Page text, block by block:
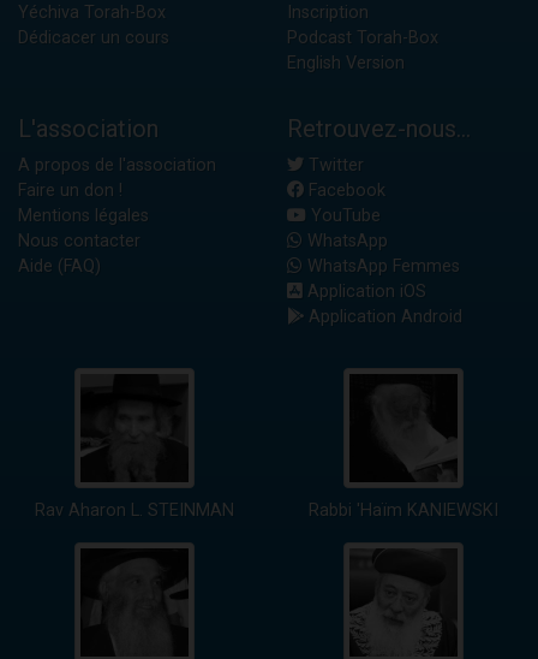
Yéchiva Torah-Box
Dédicacer un cours
Inscription
Podcast Torah-Box
English Version
L'association
A propos de l'association
Faire un don !
Mentions légales
Nous contacter
Aide (FAQ)
Retrouvez-nous...
Twitter
Facebook
YouTube
WhatsApp
WhatsApp Femmes
Application iOS
Application Android
Rav Aharon L. STEINMAN Rabbi 'Haïm KANIEWSKI